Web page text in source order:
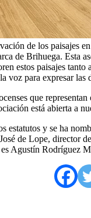
de los
de Brihuega. Esta
estos paisajes
para expresar las
que
está abierta a
estatutos y se ha
de Lope,
Agustín Rodríguez